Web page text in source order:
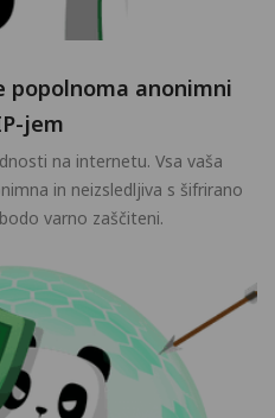
popolnoma anonimni
jem
na internetu. Vsa vaša
in neizsledljiva s šifrirano
varno zaščiteni.